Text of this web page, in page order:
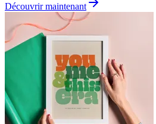
Découvrir maintenant